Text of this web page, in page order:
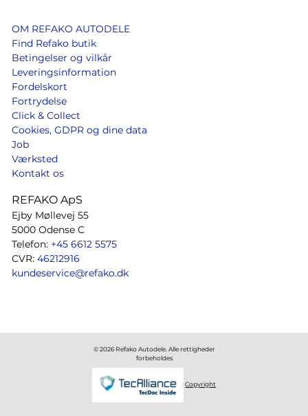
OM REFAKO AUTODELE
Find Refako butik
Betingelser og vilkår
Leveringsinformation
Fordelskort
Fortrydelse
Click & Collect
Cookies, GDPR og dine data
Job
Værksted
Kontakt os
REFAKO ApS
Ejby Møllevej 55
5000 Odense C
Telefon: +45 6612 5575
CVR: 46212916
kundeservice@refako.dk
© 2026 Refako Autodele. Alle rettigheder
forbeholdes
Copyright